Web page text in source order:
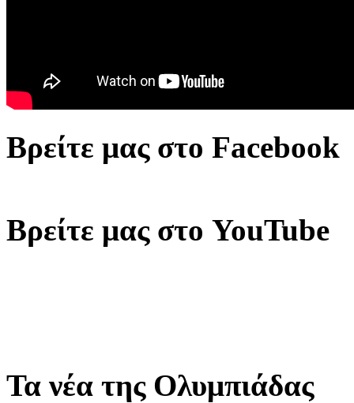
Βρείτε μας στο Facebook
Βρείτε μας στο YouTube
Τα νέα της Ολυμπιάδας